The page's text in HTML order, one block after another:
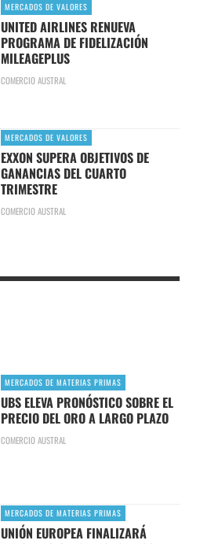
MERCADOS DE VALORES
UNITED AIRLINES RENUEVA
PROGRAMA DE FIDELIZACIÓN
MILEAGEPLUS
COMERCIO AUSTRAL
MERCADOS DE VALORES
EXXON SUPERA OBJETIVOS DE
GANANCIAS DEL CUARTO
TRIMESTRE
COMERCIO AUSTRAL
MERCADOS DE MATERIAS PRIMAS
UBS ELEVA PRONÓSTICO SOBRE EL
PRECIO DEL ORO A LARGO PLAZO
COMERCIO AUSTRAL
MERCADOS DE MATERIAS PRIMAS
UNIÓN EUROPEA FINALIZARÁ